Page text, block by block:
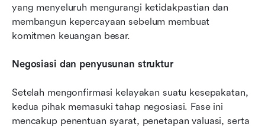
yang menyeluruh mengurangi ketidakpastian dan
membangun kepercayaan sebelum membuat
komitmen keuangan besar.
Negosiasi dan penyusunan struktur
Setelah mengonfirmasi kelayakan suatu kesepakatan,
kedua pihak memasuki tahap negosiasi. Fase ini
mencakup penentuan syarat, penetapan valuasi, serta